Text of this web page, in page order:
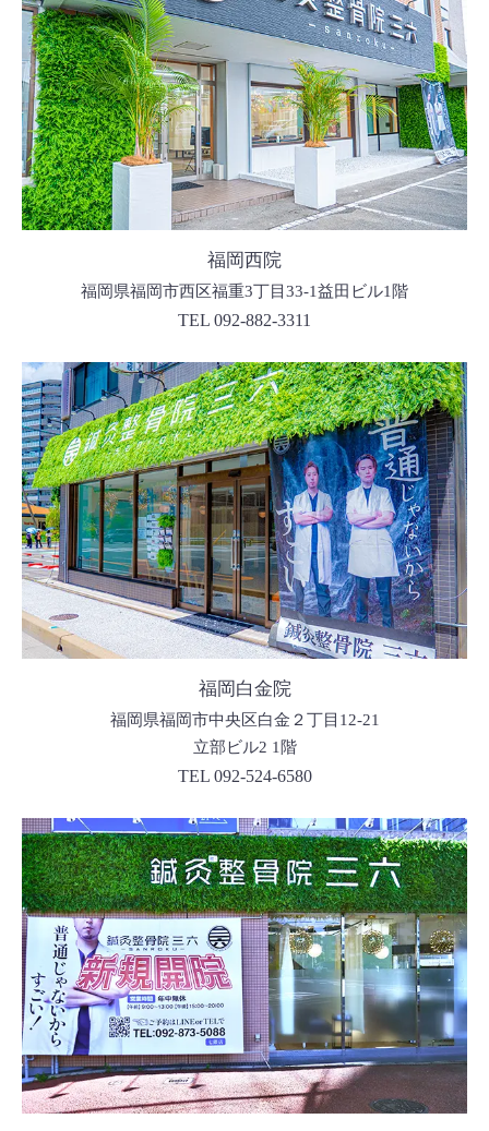
福岡西院
福岡県福岡市西区福重3丁目33-1益田ビル1階
TEL 092-882-3311
福岡白金院
福岡県福岡市中央区白金２丁目12-21
立部ビル2 1階
TEL 092-524-6580